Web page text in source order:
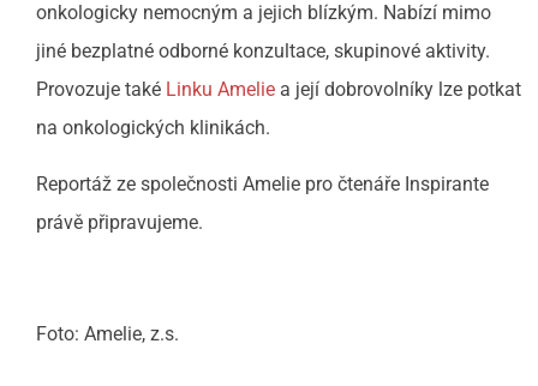
onkologicky nemocným a jejich blízkým. Nabízí mimo
jiné bezplatné odborné konzultace, skupinové aktivity.
Provozuje také Linku Amelie a její dobrovolníky lze potkat
na onkologických klinikách.
Reportáž ze společnosti Amelie pro čtenáře Inspirante
právě připravujeme.
Foto: Amelie, z.s.